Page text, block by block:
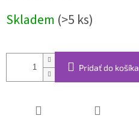
cena:
Skladem (>5 ks)
Pridať do košíka